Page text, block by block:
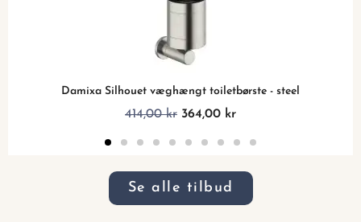
Damixa Silhouet væghængt toiletbørste - steel
414,00 kr 364,00 kr
Se alle tilbud